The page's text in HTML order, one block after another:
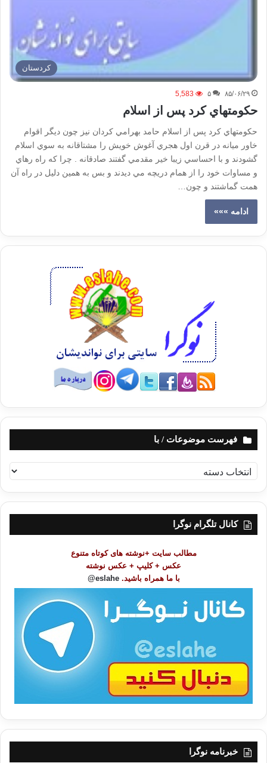
كردستان
۸۵/۰۶/۲۹ ۵ 5,583
حكومتهاي كرد پس از اسلام
حكومتهاي كرد پس از اسلام حامد بهرامي كردان نيز چون ديگر اقوام
خاور ميانه در قرن اول هجري آغوش خويش را مشتاقانه به سوي اسلام
گشودند و با احساسي زيبا خير مقدمي گفتند صادقانه . چرا كه راه رهاي
و مساوات خود را از همام دريچه مي ديدند و بس به همين دليل در راه آن
همت گماشتند و چون…
ادامه »»»
فهرست موضوعات / با
ه
ر
کانال تلگرام نوگرا
مطالب سایت +نوشته های کوتاه متنوع
عکس + کلیپ + عکس نوشته
با ما همراه باشید. eslahe@
خبرنامه نوگرا